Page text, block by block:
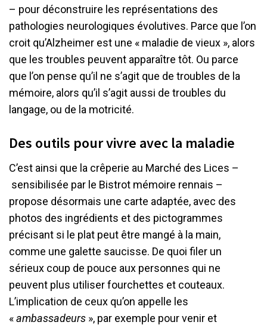
– pour déconstruire les représentations des
pathologies neurologiques évolutives. Parce que l’on
croit qu’Alzheimer est une « maladie de vieux », alors
que les troubles peuvent apparaître tôt. Ou parce
que l’on pense qu’il ne s’agit que de troubles de la
mémoire, alors qu’il s’agit aussi de troubles du
langage, ou de la motricité.
Des outils pour vivre avec la maladie
C’est ainsi que la crêperie au Marché des Lices –
sensibilisée par le Bistrot mémoire rennais –
propose désormais une carte adaptée, avec des
photos des ingrédients et des pictogrammes
précisant si le plat peut être mangé à la main,
comme une galette saucisse. De quoi filer un
sérieux coup de pouce aux personnes qui ne
peuvent plus utiliser fourchettes et couteaux.
L’implication de ceux qu’on appelle les
«ambassadeurs », par exemple pour venir et